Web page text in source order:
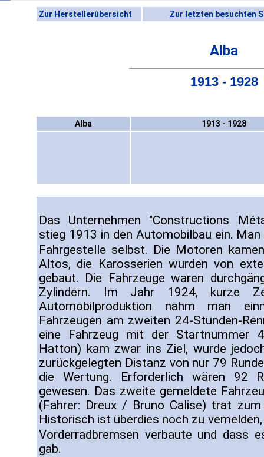
Zur Herstellerübersicht Zur letzten besuchten
Alba
1913 - 1928
Alba 1913 - 1928
Das Unternehmen "Constructions
stieg 1913 in den Automobilbau ein.
Fahrgestelle selbst. Die Motoren
Altos, die Karosserien wurden von
gebaut. Die Fahrzeuge waren
Zylindern. Im Jahr 1924, kurze
Automobilproduktion nahm man
Fahrzeugen am zweiten 24-Stunden-
eine Fahrzeug mit der Startnummer
Hatton) kam zwar ins Ziel, wurde
zurückgelegten Distanz von nur 79
die Wertung. Erforderlich wären 92
gewesen. Das zweite gemeldete
(Fahrer: Dreux / Bruno Calise) trat
Historisch ist überdies noch zu
Vorderradbremsen verbaute und dass
gab.